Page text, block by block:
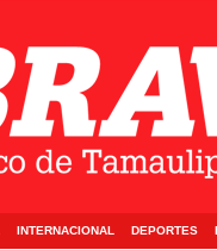
INTERNACIONAL DEPORTES